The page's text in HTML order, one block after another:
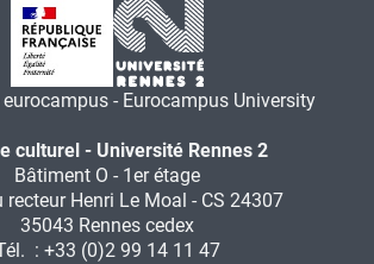
culturel - Université Rennes 2
Bâtiment O - 1er étage
recteur Henri Le Moal - CS 24307
35043 Rennes cedex
: +33 (0)2 99 14 11 47